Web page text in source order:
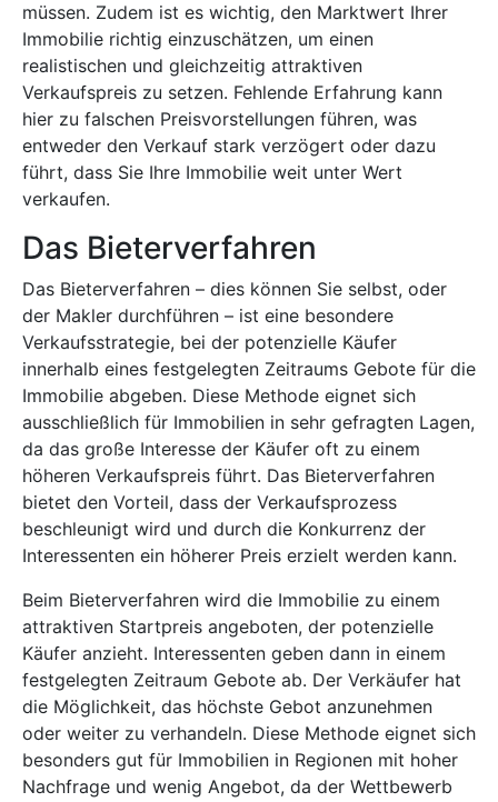
müssen. Zudem ist es wichtig, den Marktwert Ihrer
Immobilie richtig einzuschätzen, um einen
realistischen und gleichzeitig attraktiven
Verkaufspreis zu setzen. Fehlende Erfahrung kann
hier zu falschen Preisvorstellungen führen, was
entweder den Verkauf stark verzögert oder dazu
führt, dass Sie Ihre Immobilie weit unter Wert
verkaufen.
Das Bieterverfahren
Das Bieterverfahren – dies können Sie selbst, oder
der Makler durchführen – ist eine besondere
Verkaufsstrategie, bei der potenzielle Käufer
innerhalb eines festgelegten Zeitraums Gebote für die
Immobilie abgeben. Diese Methode eignet sich
ausschließlich für Immobilien in sehr gefragten Lagen,
da das große Interesse der Käufer oft zu einem
höheren Verkaufspreis führt. Das Bieterverfahren
bietet den Vorteil, dass der Verkaufsprozess
beschleunigt wird und durch die Konkurrenz der
Interessenten ein höherer Preis erzielt werden kann.
Beim Bieterverfahren wird die Immobilie zu einem
attraktiven Startpreis angeboten, der potenzielle
Käufer anzieht. Interessenten geben dann in einem
festgelegten Zeitraum Gebote ab. Der Verkäufer hat
die Möglichkeit, das höchste Gebot anzunehmen
oder weiter zu verhandeln. Diese Methode eignet sich
besonders gut für Immobilien in Regionen mit hoher
Nachfrage und wenig Angebot, da der Wettbewerb